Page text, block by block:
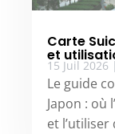
Carte
et
15 Juil 2026 |
Le guide
Japon : où
et